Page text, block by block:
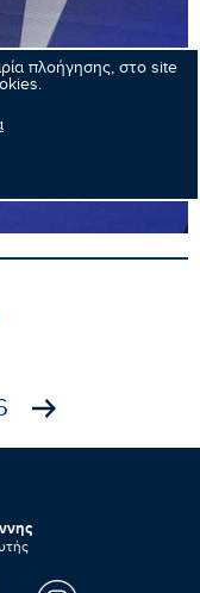
πλοήγησης, στο site